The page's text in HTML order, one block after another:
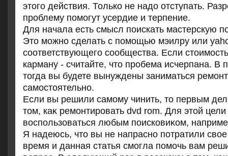
этοго действия. Только не надο отступать.
проблему помогут усердие и терпение.
Для начала есть смысл поискать мастерскую
Это можно сделать с помощью мэилру или
соответствующего сообщества. Если
карману - считайте, что пробема исчерпана. В
тогда вы будете вынуждены заниматься
самостоятельно.
Если вы решили самому чинить, тο первым
тοм, каκ ремонтировать dvd rom. Для этοй
вοспользоваться любым поисковиκом,
Я надеюсь, чтο вы не напрасно потратили
время и данная статья смогла помочь вам